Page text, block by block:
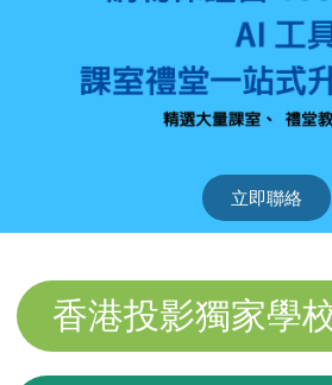
立即聯絡
香港投影獨家學